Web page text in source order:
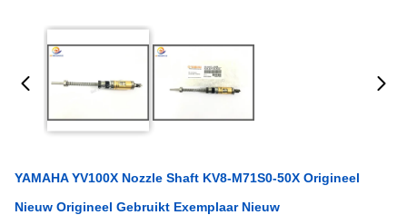
YAMAHA YV100X Nozzle Shaft KV8-M71S0-50X Origineel
Nieuw Origineel Gebruikt Exemplaar Nieuw